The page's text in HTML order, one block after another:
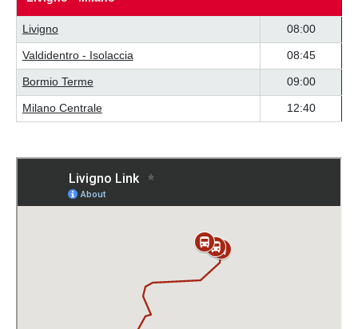
Livigno 08:00
Valdidentro - Isolaccia 08:45
Bormio Terme 09:00
Milano Centrale 12:40